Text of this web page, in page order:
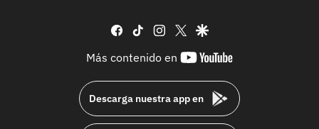
facebook
tiktok instagram
twittergoogle
Más contenido en
youtube-
Descarga nuestra app en